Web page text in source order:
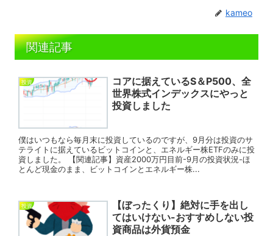
kameo
関連記事
投資
コアに据えているS＆P500、全
世界株式インデックスにやっと
投資しました
僕はいつもなら毎月末に投資しているのですが、9月分は投資のサ
テライトに据えているビットコインと、エネルギー株ETFのみに投
資しました。 【関連記事】資産2000万円目前-9月の投資状況-ほ
とんど現金のまま、ビットコインとエネルギー株...
投資
【ぼったくり】絶対に手を出し
てはいけない-おすすめしない投
資商品は外貨預金